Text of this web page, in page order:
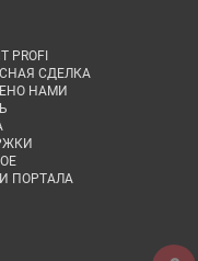
PROFI
СДЕЛКА
НАМИ
ПОРТАЛА